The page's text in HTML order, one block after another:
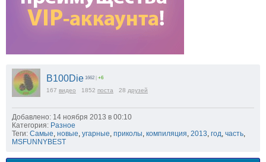
B100Die 1662 +6
167 видео 1852 поста 28 друзей
Добавлено: 14 ноября 2013 в 00:10
Категория: Разное
Теги: Самые, новые, угарные, приколы, компиляция, 2013, год, часть,
MSFUNNYBEST